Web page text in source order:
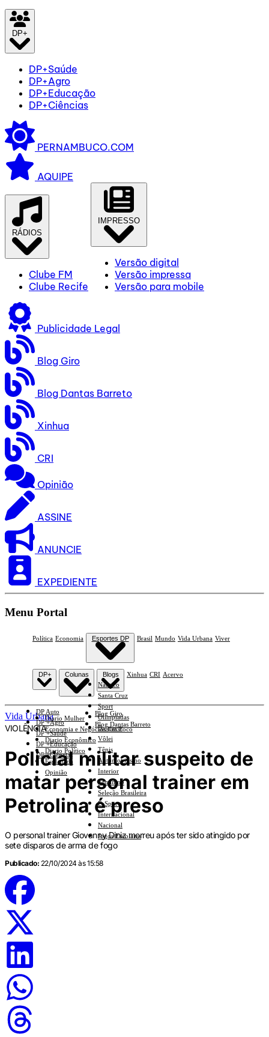
DP+
DP+Saúde
DP+Agro
DP+Educação
DP+Ciências
PERNAMBUCO.COM
AQUIPE
RÁDIOS
Clube FM
Clube Recife
IMPRESSO
Versão digital
Versão impressa
Versão para mobile
Publicidade Legal
Blog Giro
Blog Dantas Barreto
Xinhua
CRI
Opinião
ASSINE
ANUNCIE
EXPEDIENTE
Menu Portal
Política Economia Esportes DP
Náutico
Santa Cruz
Sport
Olimpíadas
Basquete
Vôlei
Tênis
Automobilismo
Interior
Feminino
Seleção Brasileira
E-Sports
Internacional
Nacional
Jogos Escolares
Brasil Mundo Vida Urbana Viver
DP+
DP Auto
DP +Agro
DP +Saúde
DP +Educação
DP +Ciências
Colunas
Diario Mulher
Economia e Negócios Em Foco
Diario Econômico
Diario Político
Esplanada
Opinião
Blogs
Blog Giro
Blog Dantas Barreto
Xinhua CRI Acervo
Vida Urbana
VIOLÊNCIA
Policial militar suspeito de
matar personal trainer em
Petrolina é preso
O personal trainer Giovanny Diniz morreu após ter sido atingido por
sete disparos de arma de fogo
Publicado: 22/10/2024 às 15:58